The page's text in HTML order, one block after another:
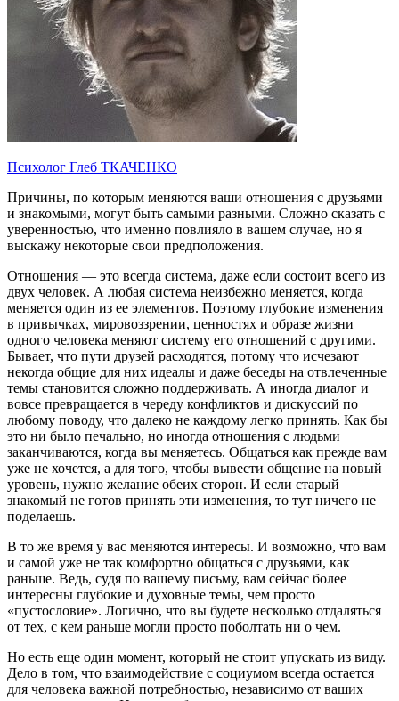
Психолог Глеб ТКАЧЕНКО
Причины, по которым меняются ваши отношения с друзьями
и знакомыми, могут быть самыми разными. Сложно сказать с
уверенностью, что именно повлияло в вашем случае, но я
выскажу некоторые свои предположения.
Отношения — это всегда система, даже если состоит всего из
двух человек. А любая система неизбежно меняется, когда
меняется один из ее элементов. Поэтому глубокие изменения
в привычках, мировоззрении, ценностях и образе жизни
одного человека меняют систему его отношений с другими.
Бывает, что пути друзей расходятся, потому что исчезают
некогда общие для них идеалы и даже беседы на отвлеченные
темы становится сложно поддерживать. А иногда диалог и
вовсе превращается в череду конфликтов и дискуссий по
любому поводу, что далеко не каждому легко принять. Как бы
это ни было печально, но иногда отношения с людьми
заканчиваются, когда вы меняетесь. Общаться как прежде вам
уже не хочется, а для того, чтобы вывести общение на новый
уровень, нужно желание обеих сторон. И если старый
знакомый не готов принять эти изменения, то тут ничего не
поделаешь.
В то же время у вас меняются интересы. И возможно, что вам
и самой уже не так комфортно общаться с друзьями, как
раньше. Ведь, судя по вашему письму, вам сейчас более
интересны глубокие и духовные темы, чем просто
«пустословие». Логично, что вы будете несколько отдаляться
от тех, с кем раньше могли просто поболтать ни о чем.
Но есть еще один момент, который не стоит упускать из виду.
Дело в том, что взаимодействие с социумом всегда остается
для человека важной потребностью, независимо от ваших